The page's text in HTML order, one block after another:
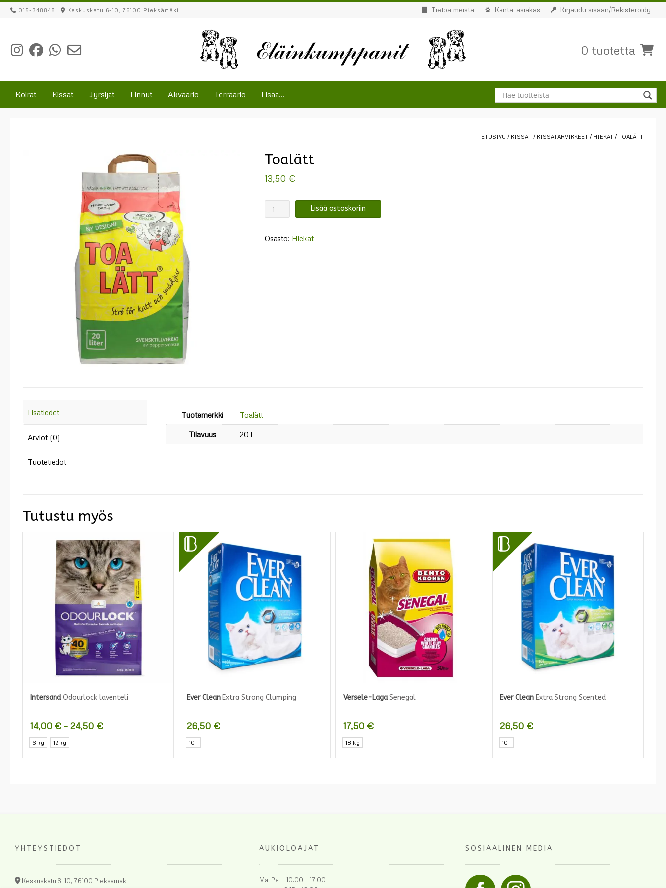
Skip
to
015-348848 Keskuskatu 6-10, 76100 Pieksämäki Tietoa meistä Kanta-asiakas Kirjaudu sisään/Rekisteröidy
0 tuotetta
Koirat Kissat Jyrsijät Linnut Akvaario Terraario Lisää...
ETUSIVU / KISSAT / KISSATARVIKKEET / HIEKAT / TOALÄTT
Toalätt
13,50 €
Toalätt
määrä
Lisää ostoskoriin
Osasto: Hiekat
Lisätiedot
Arviot (0)
Tuotetiedot
Tuotemerkki Toalätt
Tilavuus 20 l
Tutustu myös
IntersandOdourlock laventeli
14,00 € – 24,50 €Hintaluokka:
6 kg 12 kg
tehdä
Ever Clean Extra Strong Clumping
26,50 €
10 l
Versele-LagaSenegal
17,50 €
18 kg
Ever Clean Extra Strong Scented
26,50 €
10 l
YHTEYSTIEDOT
Keskuskatu 6-10, 76100 Pieksämäki
AUKIOLOAJAT
Ma-Pe 10.00 – 17.00
SOSIAALINEN MEDIA